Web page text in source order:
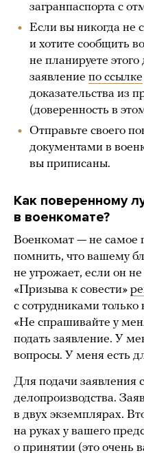
загранпаспорта с
Если вы никогда не
и хотите сообщить
не планируете
заявление по ссылке
доказательства из
(доверенность в
Отправьте своего
документами в
вы приписаны.
Как поверенному
в военкомате?
Военкомат — не самое
помнить, что вашему
не угрожает, если он
«Призыва к совести»
с сотрудниками
«Не спрашивайте у
подать заявление. У
вопросы. У меня есть
Для подачи заявления
делопроизводства.
в двух экземплярах.
на руках у вашего
о принятии (это очень